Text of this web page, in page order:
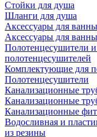
Стойки для душа
Шланги для душа
Аксессуары для
Аксессуары для
Полотенцесушители
полотенцесушителей
Комплектующие для
Полотенцесушители
Канализационные
Канализационные
Канализационные
Водосливная и
из резины